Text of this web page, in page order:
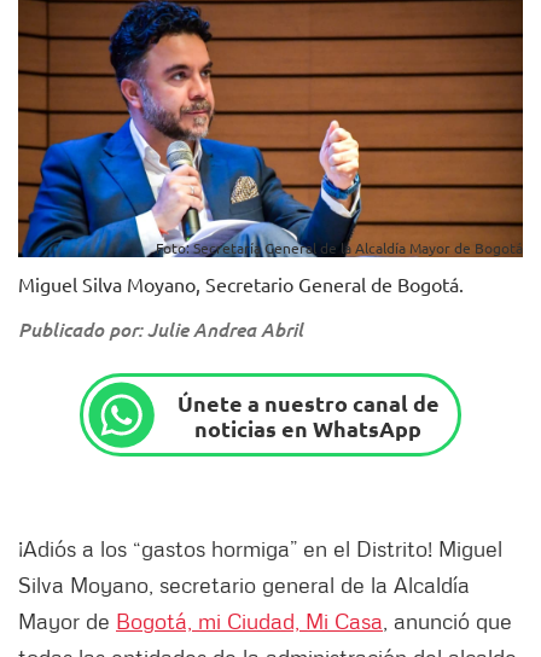
Foto: Secretaría General de la Alcaldía Mayor de Bogotá
Miguel Silva Moyano, Secretario General de Bogotá.
Publicado por: Julie Andrea Abril
Únete a nuestro canal de
noticias en WhatsApp
¡Adiós a los “gastos hormiga” en el Distrito! Miguel
Silva Moyano, secretario general de la Alcaldía
Mayor de Bogotá, mi Ciudad, Mi Casa , anunció que